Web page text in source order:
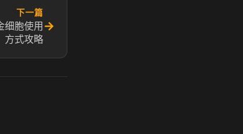
下一篇
细胞使用
方式攻略
→